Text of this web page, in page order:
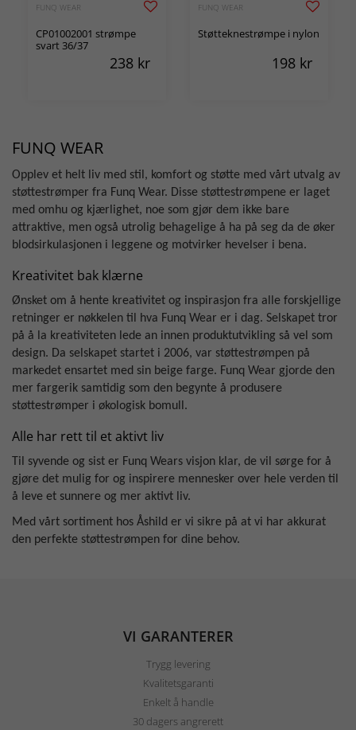
FUNQ WEAR
CP01002001 strømpe
svart 36/37
238 kr
FUNQ WEAR
Støtteknestrømpe i nylon
198 kr
FUNQ WEAR
Opplev et helt liv med stil, komfort og støtte med vårt utvalg av
støttestrømper fra Funq Wear. Disse støttestrømpene er laget
med omhu og kjærlighet, noe som gjør dem ikke bare
attraktive, men også utrolig behagelige å ha på seg da de øker
blodsirkulasjonen i leggene og motvirker hevelser i bena.
Kreativitet bak klærne
Ønsket om å hente kreativitet og inspirasjon fra alle forskjellige
retninger er nøkkelen til hva Funq Wear er i dag. Selskapet tror
på å la kreativiteten lede an innen produktutvikling så vel som
design. Da selskapet startet i 2006, var støttestrømpen på
markedet ensartet med sin beige farge. Funq Wear gjorde den
mer fargerik samtidig som den begynte å produsere
støttestrømper i økologisk bomull.
Alle har rett til et aktivt liv
Til syvende og sist er Funq Wears visjon klar, de vil sørge for å
gjøre det mulig for og inspirere mennesker over hele verden til
å leve et sunnere og mer aktivt liv.
Med vårt sortiment hos Åshild er vi sikre på at vi har akkurat
den perfekte støttestrømpen for dine behov.
VI GARANTERER
Trygg levering
Kvalitetsgaranti
Enkelt å handle
30 dagers angrerett